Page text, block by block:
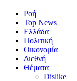
Ροή
Top News
Ελλάδα
Πολιτική
Οικονομία
Διεθνή
Θέματα
Dislike